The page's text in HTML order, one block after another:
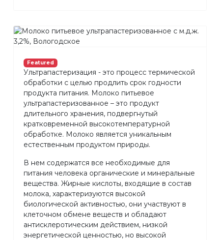
Featured
Ультрапастеризация - это процесс термической
обработки с целью продлить срок годности
продукта питания. Молоко питьевое
ультрапастеризованное – это продукт
длительного хранения, подвергнутый
кратковременной высокотемпературной
обработке. Молоко является уникальным
естественным продуктом природы.
В нем содержатся все необходимые для
питания человека органические и минеральные
вещества. Жирные кислоты, входящие в состав
молока, характеризуются высокой
биологической активностью, они участвуют в
клеточном обмене веществ и обладают
антисклеротическим действием, низкой
энергетической ценностью, но высокой